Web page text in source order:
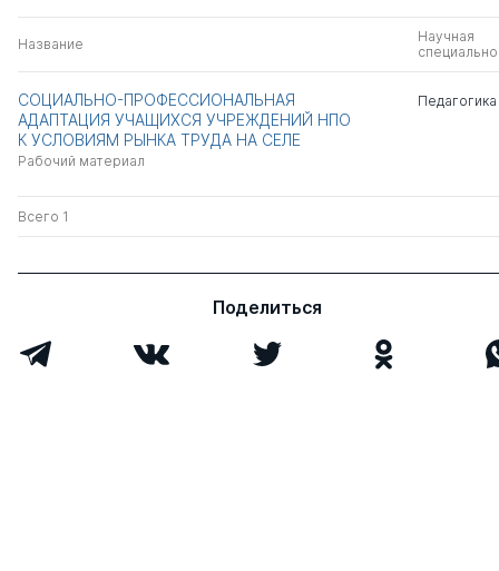
Название
Научная
СОЦИАЛЬНО-ПРОФЕССИОНАЛЬНАЯ
АДАПТАЦИЯ УЧАЩИХСЯ УЧРЕЖДЕНИЙ НПО
К УСЛОВИЯМ РЫНКА ТРУДА НА СЕЛЕ
Рабочий материал
Педагогика
Всего 1
Поделиться